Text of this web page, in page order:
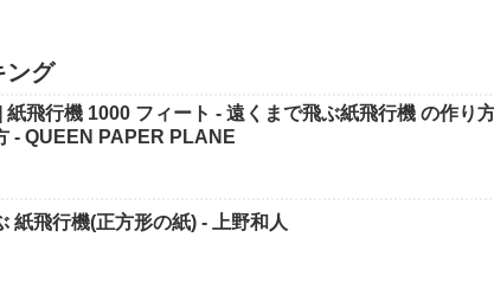
ング
紙飛行機 1000 フィート - 遠くまで飛ぶ紙飛行機 の作り
- QUEEN PAPER PLANE
紙飛行機(正方形の紙) - 上野和人